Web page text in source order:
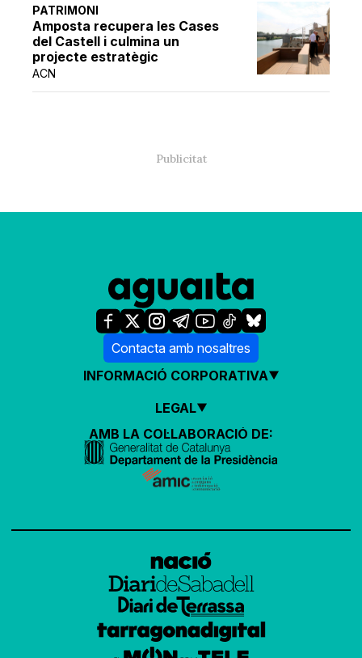
PATRIMONI
Amposta recupera les Cases
del Castell i culmina un
projecte estratègic
ACN
Contacta amb nosaltres
INFORMACIÓ CORPORATIVA
LEGAL
AMB LA COL·LABORACIÓ DE: